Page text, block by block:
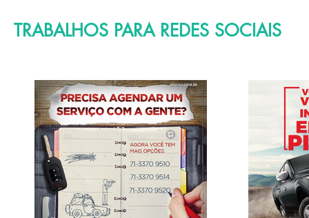
TRABALHOS PARA REDES SOCIAIS